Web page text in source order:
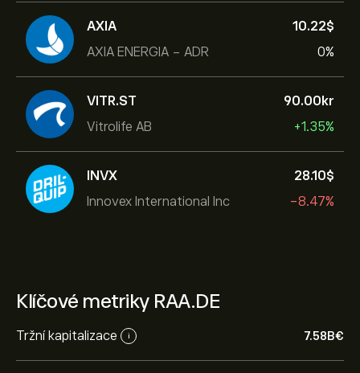
AXIA
AXIA ENERGIA - ADR
10.22‎$‎
0%
VITR.ST
Vitrolife AB
90.00‎kr‎
+1.35%
INVX
Innovex International Inc
28.10‎$‎
-8.47%
Klíčové metriky RAA.DE
Tržní kapitalizace i 7.58B‎€‎